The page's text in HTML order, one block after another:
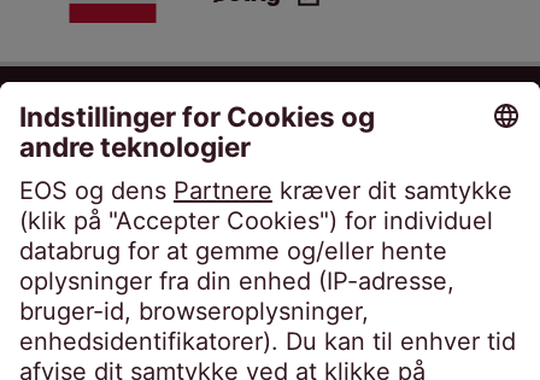
EOS Danmark A/S
True Møllevej 9
8381 Tilst
Danmark
Telefon:+45 70 22 10 20
kontakt@eos-danmark.dk